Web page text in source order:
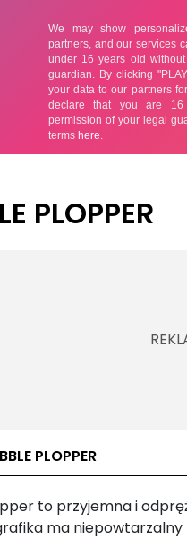
PLOPPER
PLOPPER
to przyjemna i
ma niepowtarzalny